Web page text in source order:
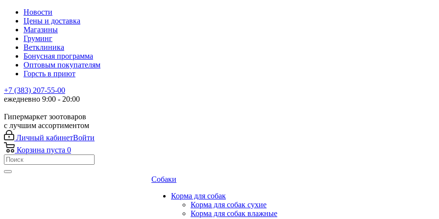
Новости
Цены и доставка
Магазины
Груминг
Ветклиника
Бонусная программа
Оптовым покупателям
Горсть в приют
+7 (383) 207-55-00
ежедневно 9:00 - 20:00
Гипермаркет зоотоваров
с лучшим ассортиментом
Личный кабинетВойти
Корзина пуста 0
Собаки
Корма для собак
Корма для собак сухие
Корма для собак влажные